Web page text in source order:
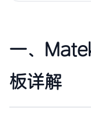
一、
板详解